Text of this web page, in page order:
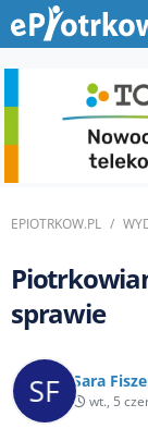
EPIOTRKOW.PL
sprawie
Sara
wt., 5